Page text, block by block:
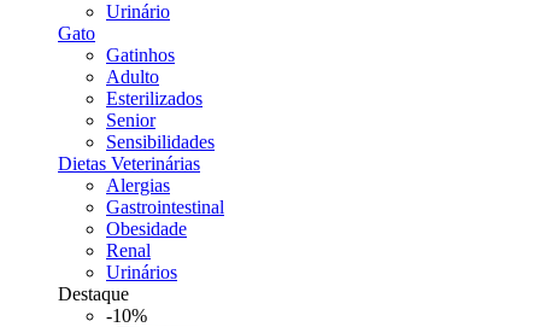
Urinário
Gato
Gatinhos
Adulto
Esterilizados
Senior
Sensibilidades
Dietas Veterinárias
Alergias
Gastrointestinal
Obesidade
Renal
Urinários
Destaque
-10%